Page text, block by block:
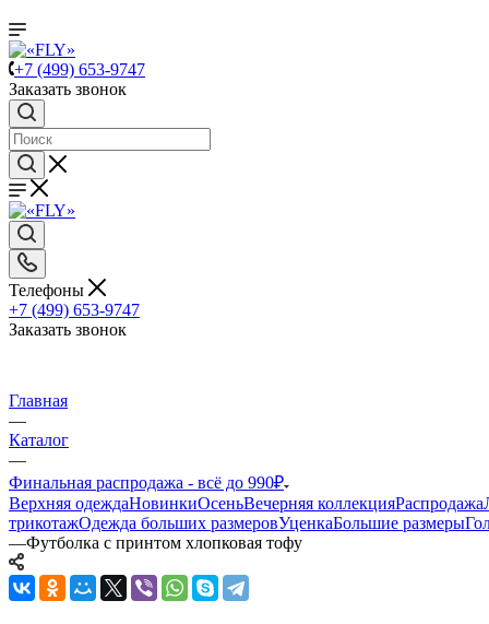
+7 (499) 653-9747
Заказать звонок
Телефоны
+7 (499) 653-9747
Заказать звонок
Главная
—
Каталог
—
Финальная распродажа - всё до 990₽
Верхняя одеждаНовинкиОсеньВечерняя коллекцияРаспродажа
трикотажОдежда больших размеровУценкаБольшие размеры
—Футболка с принтом хлопковая тофу